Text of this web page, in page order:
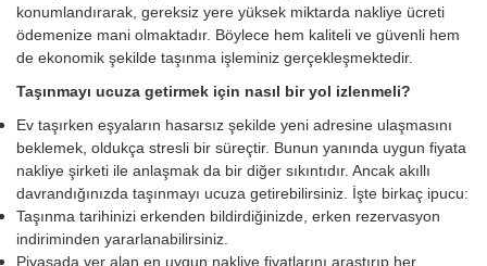
konumlandırarak, gereksiz yere yüksek miktarda nakliye ücreti
ödemenize mani olmaktadır. Böylece hem kaliteli ve güvenli hem
de ekonomik şekilde taşınma işleminiz gerçekleşmektedir.
Taşınmayı ucuza getirmek için nasıl bir yol izlenmeli?
Ev taşırken eşyaların hasarsız şekilde yeni adresine ulaşmasını
beklemek, oldukça stresli bir süreçtir. Bunun yanında uygun fiyata
nakliye şirketi ile anlaşmak da bir diğer sıkıntıdır. Ancak akıllı
davrandığınızda taşınmayı ucuza getirebilirsiniz. İşte birkaç ipucu:
Taşınma tarihinizi erkenden bildirdiğinizde, erken rezervasyon
indiriminden yararlanabilirsiniz.
Piyasada yer alan en uygun nakliye fiyatlarını araştırıp her